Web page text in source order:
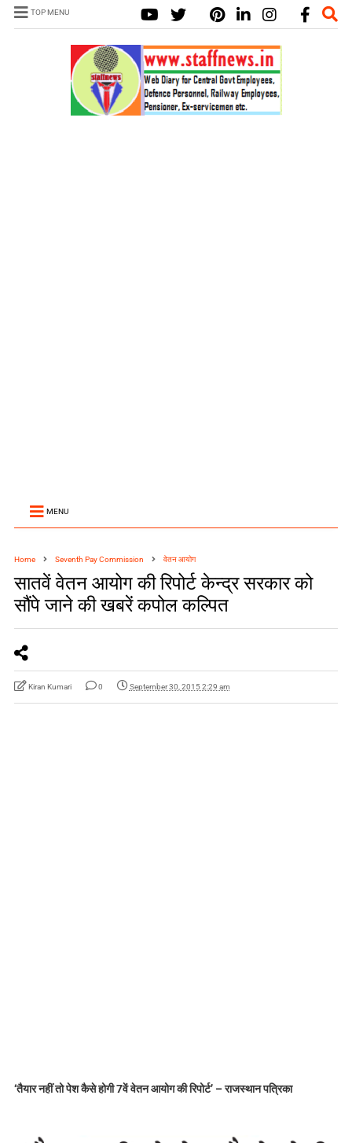
TOP MENU
MENU
Home Seventh Pay Commission वेतन आयोग
सातवें वेतन आयोग की रिपोर्ट केन्द्र सरकार को
सौंपे जाने की खबरें कपोल कल्पित
Kiran Kumari 0 September 30, 2015 2:29 am
‘तैयार नहीं तो पेश कैसे होगी 7वें वेतन आयोग की रिपोर्ट’ – राजस्थान पत्र‍िका